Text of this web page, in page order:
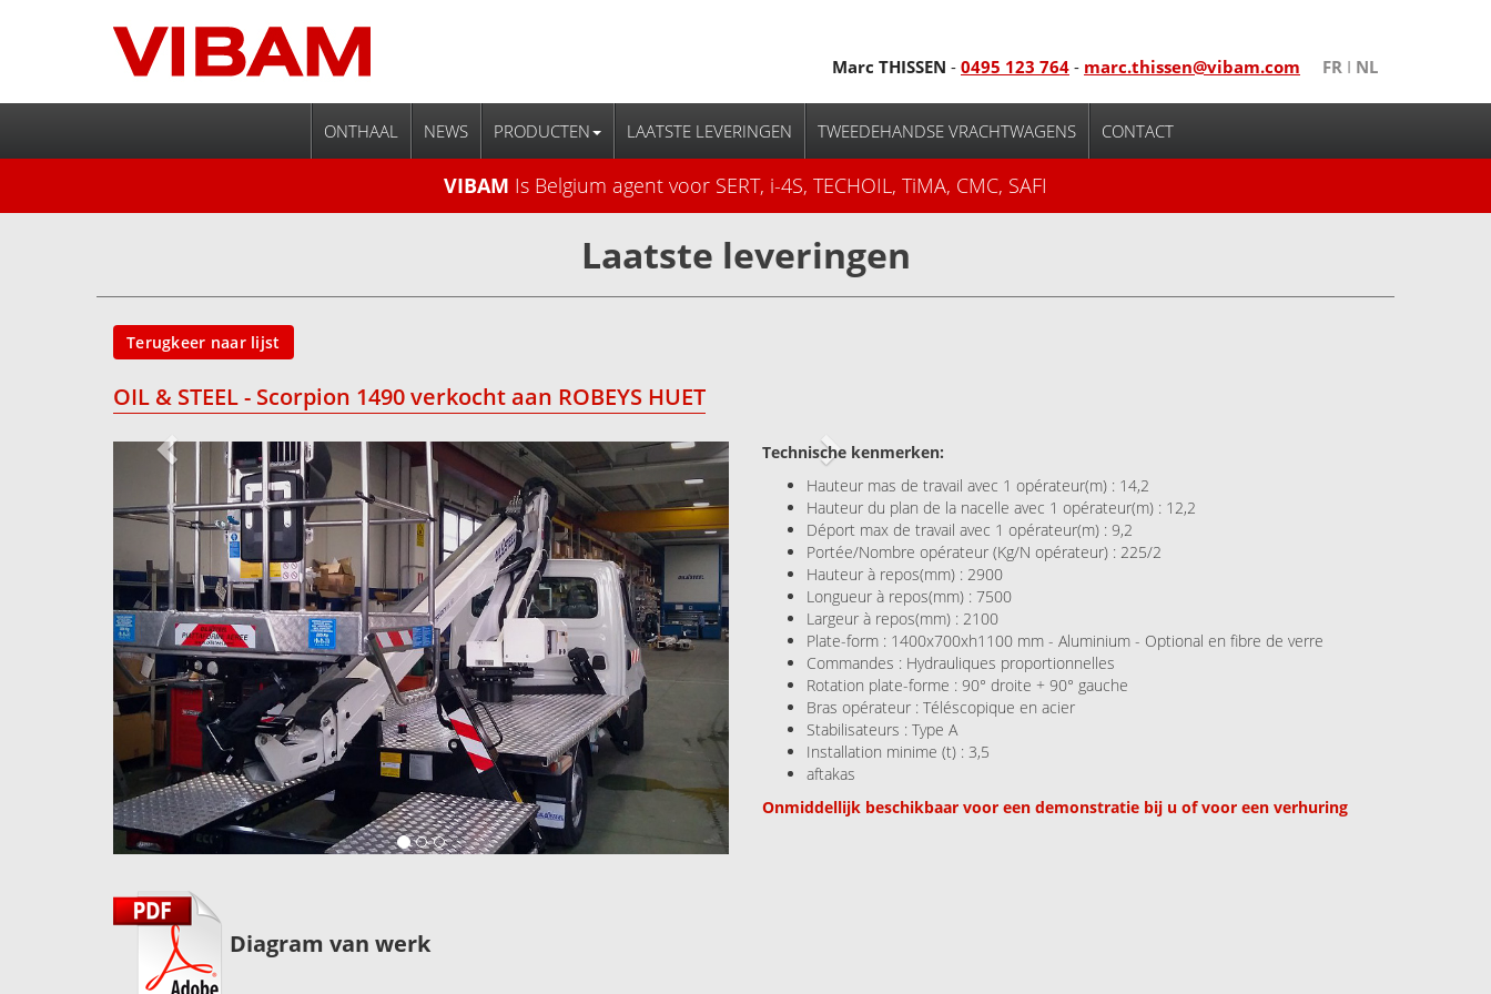
Marc THISSEN - 0495 123 764 - marc.thissen@vibam.com FR I NL
ONTHAAL NEWS PRODUCTEN LAATSTE LEVERINGEN TWEEDEHANDSE VRACHTWAGENS CONTACT
VIBAM Is Belgium agent voor SERT, i-4S, TECHOIL, TiMA, CMC, SAFI
Laatste leveringen
Terugkeer naar lijst
OIL & STEEL - Scorpion 1490 verkocht aan ROBEYS HUET
Next
Diagram van werk
Technische kenmerken:
Hauteur mas de travail avec 1 opérateur(m) : 14,2
Hauteur du plan de la nacelle avec 1 opérateur(m) : 12,2
Déport max de travail avec 1 opérateur(m) : 9,2
Portée/Nombre opérateur (Kg/N opérateur) : 225/2
Hauteur à repos(mm) : 2900
Longueur à repos(mm) : 7500
Largeur à repos(mm) : 2100
Plate-form : 1400x700xh1100 mm - Aluminium - Optional en fibre de verre
Commandes : Hydrauliques proportionnelles
Rotation plate-forme : 90° droite + 90° gauche
Bras opérateur : Téléscopique en acier
Stabilisateurs : Type A
Installation minime (t) : 3,5
aftakas
Onmiddellijk beschikbaar voor een demonstratie bij u of voor een verhuring